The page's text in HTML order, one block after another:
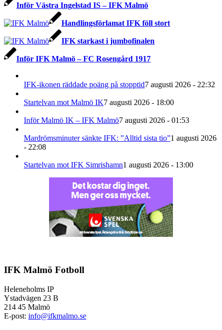
Inför Västra Ingelstad IS – IFK Malmö
Handlingsförlamat IFK föll stort
IFK starkast i jumbofinalen
Inför IFK Malmö – FC Rosengård 1917
IFK-ikonen räddade poäng på stopptid7 augusti 2026 - 22:32
Startelvan mot Malmö IK7 augusti 2026 - 18:00
Inför Malmö IK – IFK Malmö7 augusti 2026 - 01:53
Mardrömsminuter sänkte IFK: ”Alltid sista tio”1 augusti 2026
- 22:08
Startelvan mot IFK Simrishamn1 augusti 2026 - 13:00
IFK Malmö Fotboll
Heleneholms IP
Ystadvägen 23 B
214 45 Malmö
E-post: info@ifkmalmo.se